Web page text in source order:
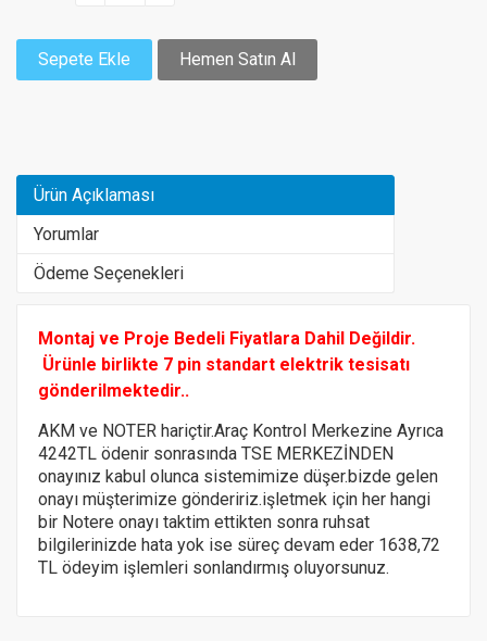
Sepete Ekle Hemen Satın Al
Ürün Açıklaması
Yorumlar
Ödeme Seçenekleri
Montaj ve Proje Bedeli Fiyatlara Dahil Değildir.
Ürünle birlikte 7 pin standart elektrik tesisatı
gönderilmektedir..
AKM ve NOTER hariçtir.Araç Kontrol Merkezine Ayrıca
4242TL ödenir sonrasında TSE MERKEZİNDEN
onayınız kabul olunca sistemimize düşer.bizde gelen
onayı müşterimize göndeririz.işletmek için her hangi
bir Notere onayı taktim ettikten sonra ruhsat
bilgilerinizde hata yok ise süreç devam eder 1638,72
TL ödeyim işlemleri sonlandırmış oluyorsunuz.